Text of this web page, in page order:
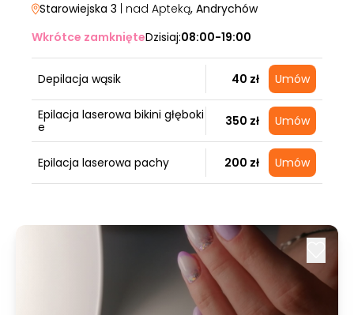
Starowiejska 3 | nad Apteką, Andrychów
Wkrótce zamknięteDzisiaj:08:00-19:00
Depilacja wąsik 40 zł Umów
Epilacja laserowa bikini głęboki
e
350 zł Umów
Epilacja laserowa pachy 200 zł Umów